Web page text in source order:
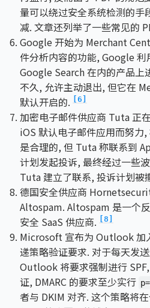
量可以绕过安全系统检测的手
减. 文章还列举了一些常见的
Google 开始为 Merchant
件分析内容的功能, Google
Google Search 在内的产品上
不久, 允许主动退出, 但它在
默认开启的.
[6]
加密电子邮件供应商 Tuta 正
iOS 默认电子邮件应用而努力
是合理的, 但 Tuta 称联系到
计划发起投诉, 最终经过一些
Tuta 建立了联系, 投诉计划被
德国安全供应商
Altospam. Altospam 是一个
安全 SaaS 供应商.
[8]
Microsoft 宣布为 Outlook 加
递策略验证要求. 对于每天发
Outlook 将要求强制进行
证, DMARC 的要求至少实行
者与 DKIM 对齐. 这个策略将